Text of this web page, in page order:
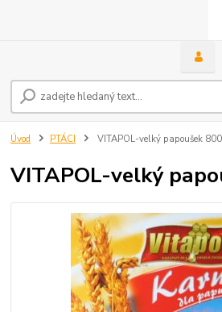
Úvod PTÁCI VITAPOL-velký papoušek
VITAPOL-velký